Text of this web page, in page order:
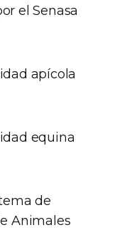
el Senasa
apícola
equina
de
Animales